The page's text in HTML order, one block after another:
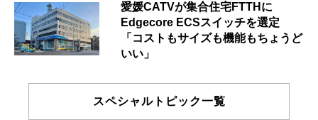
愛媛CATVが集合住宅FTTHに
Edgecore ECSスイッチを選定
「コストもサイズも機能もちょうど
いい」
スペシャルトピック一覧